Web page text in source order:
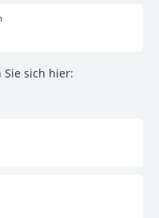
sich hier: